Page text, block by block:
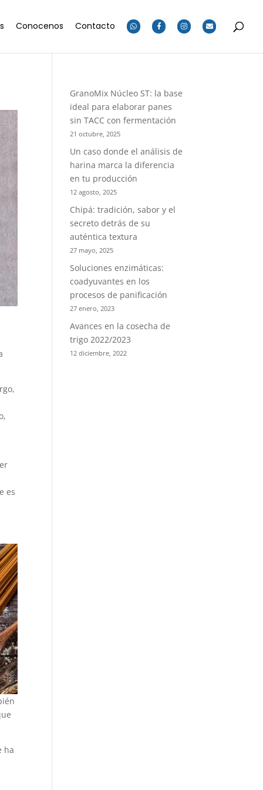
Conocenos Contacto
es
ha
GranoMix Núcleo ST: la base
ideal para elaborar panes
sin TACC con fermentación
21 octubre, 2025
Un caso donde el análisis de
harina marca la diferencia
en tu producción
12 agosto, 2025
Chipá: tradición, sabor y el
secreto detrás de su
auténtica textura
27 mayo, 2025
Soluciones enzimáticas:
coadyuvantes en los
procesos de panificación
27 enero, 2023
Avances en la cosecha de
trigo 2022/2023
12 diciembre, 2022